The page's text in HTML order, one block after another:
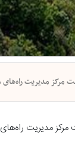
مرکز مدیریت
مدیریت